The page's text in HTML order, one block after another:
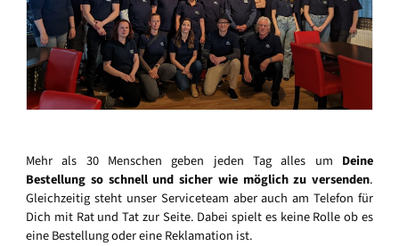
Mehr als 30 Menschen geben jeden Tag alles um Deine
Bestellung so schnell und sicher wie möglich zu versenden.
Gleichzeitig steht unser Serviceteam aber auch am Telefon für
Dich mit Rat und Tat zur Seite. Dabei spielt es keine Rolle ob es
eine Bestellung oder eine Reklamation ist.